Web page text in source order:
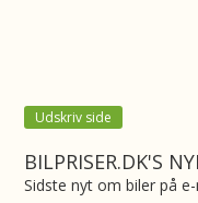
Udskriv side
BILPRISER.DK'S
Sidste nyt om biler på